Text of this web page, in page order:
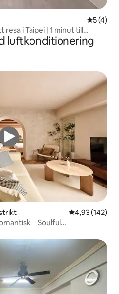
5 av 5 i
5 (4)
i Taipei | 1 minut till
plats | Aug-flash
luftkonditionering
4,93 av 5 i
4,93 (142)
｜Soulful